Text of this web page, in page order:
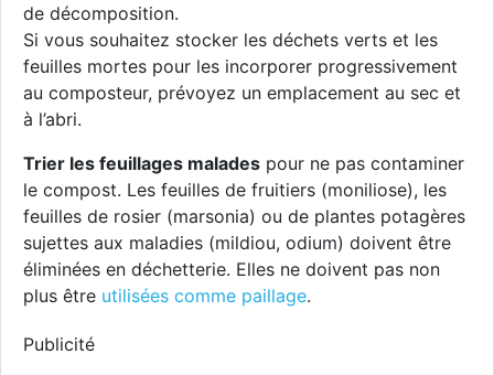
de décomposition.
Si vous souhaitez stocker les déchets verts et les
feuilles mortes pour les incorporer progressivement
au composteur, prévoyez un emplacement au sec et
à l’abri.
Trier les feuillages malades pour ne pas contaminer
le compost. Les feuilles de fruitiers (moniliose), les
feuilles de rosier (marsonia) ou de plantes potagères
sujettes aux maladies (mildiou, odium) doivent être
éliminées en déchetterie. Elles ne doivent pas non
plus être utilisées comme paillage.
Publicité